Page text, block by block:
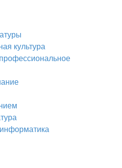
культура